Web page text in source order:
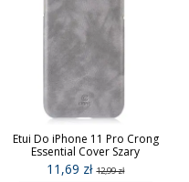
Etui Do iPhone 11 Pro Crong
Essential Cover Szary
11,69 zł12,99 zł